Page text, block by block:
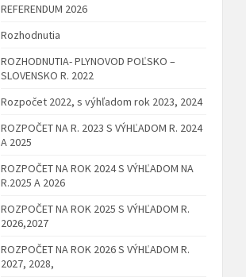
REFERENDUM 2026
Rozhodnutia
ROZHODNUTIA- PLYNOVOD POĽSKO –
SLOVENSKO R. 2022
Rozpočet 2022, s výhľadom rok 2023, 2024
ROZPOČET NA R. 2023 S VÝHĽADOM R. 2024
A 2025
ROZPOČET NA ROK 2024 S VÝHĽADOM NA
R.2025 A 2026
ROZPOČET NA ROK 2025 S VÝHĽADOM R.
2026,2027
ROZPOČET NA ROK 2026 S VÝHĽADOM R.
2027, 2028,